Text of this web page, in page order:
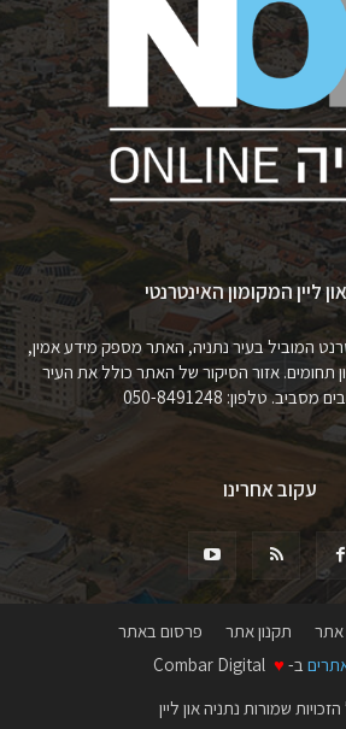
ליין המקומון האינטרנטי
המוביל בעיר נתניה, האתר מספק מידע אמין,
תחומים. אזור הסיקור של האתר כולל את העיר
טלפון: 050-8491248
עקוב אחרינו
תקנון אתר
פרסום באתר
ב- ♥
שמורות נתניה און ליין